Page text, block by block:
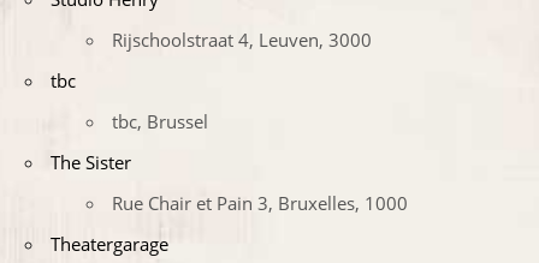
Rijschoolstraat 4, Leuven, 3000
tbc
tbc, Brussel
The Sister
Rue Chair et Pain 3, Bruxelles, 1000
Theatergarage